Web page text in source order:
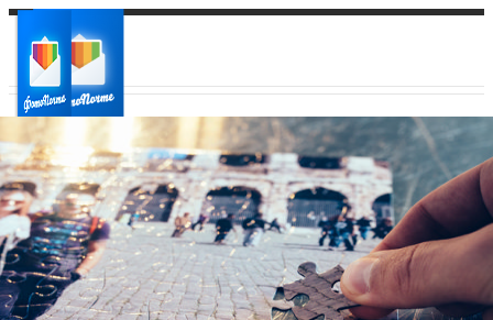
Ваш город:
Ваш регион доставки
Выберите из списка: